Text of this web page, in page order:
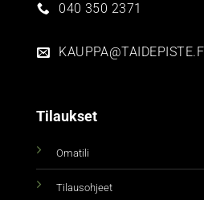
040 350 2371
KAUPPA@TAIDEPISTE.FI
Tilaukset
Omatili
Tilausohjeet